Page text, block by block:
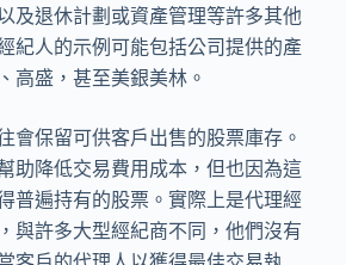
及退休計劃或資產管理等許多其他
紀人的示例可能包括公司提供的產
高盛，甚至美銀美林。
會保留可供客戶出售的股票庫存。
助降低交易費用成本，但也因為這
普遍持有的股票。實際上是代理經
與許多大型經紀商不同，他們沒有